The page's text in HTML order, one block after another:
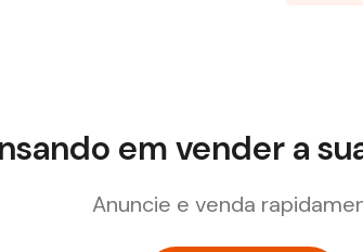
em vender a
Anuncie e venda